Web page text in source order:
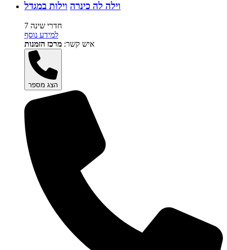
וילה לה כינרה וילות במגדל
7 חדרי שינה
למידע נוסף
איש קשר: מרכז הזמנות
הצג מספר